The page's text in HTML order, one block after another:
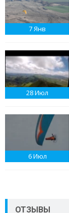
7Янв
28Июл
6Июл
ОТЗЫВЫ